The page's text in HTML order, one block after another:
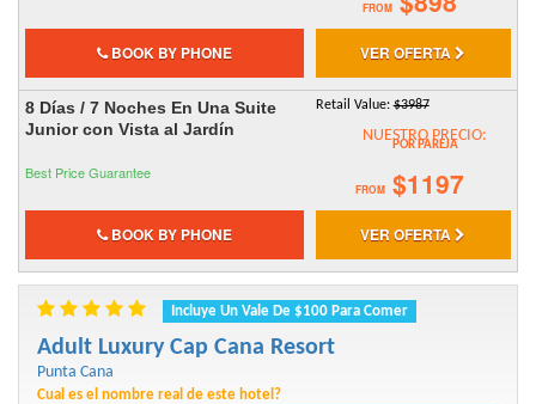
FROM
BOOK BY PHONE VER OFERTA
8 Días / 7 Noches En Una Suite
Junior con Vista al Jardín
Best Price Guarantee
Retail Value:$3987
NUESTRO PRECIO:
POR PAREJA
FROM $1197
BOOK BY PHONE VER OFERTA
Incluye Un Vale De $100 Para Comer
Adult Luxury Cap Cana Resort
Punta Cana
Cual es el nombre real de este hotel?